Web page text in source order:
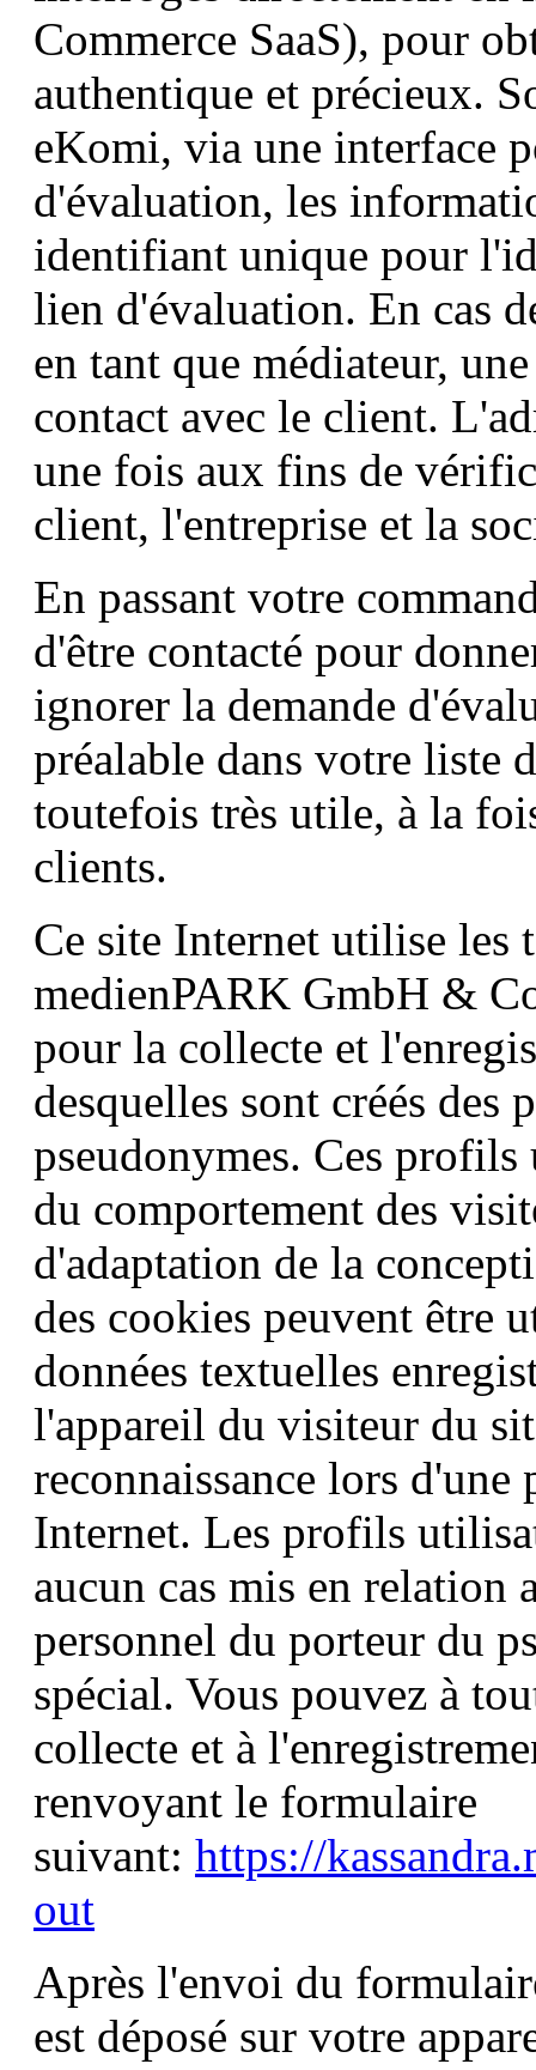
Commerce SaaS), pour
authentique et précieux.
eKomi, via une interface
d'évaluation, les
identifiant unique pour
lien d'évaluation. En cas
en tant que médiateur,
contact avec le client.
une fois aux fins de
client, l'entreprise et la
En passant votre
d'être contacté pour
ignorer la demande
préalable dans votre liste
toutefois très utile, à la
clients.
Ce site Internet utilise les
medienPARK GmbH &
pour la collecte et
desquelles sont créés
pseudonymes. Ces
du comportement des
d'adaptation de la
des cookies peuvent être
données textuelles
l'appareil du visiteur du
reconnaissance lors
Internet. Les profils
aucun cas mis en relation
personnel du porteur du
spécial. Vous pouvez à
collecte et à
renvoyant le formulaire
suivant: https://
out
Après l'envoi du
est déposé sur votre